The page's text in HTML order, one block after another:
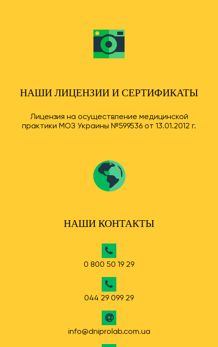
НАШИ ЛИЦЕНЗИИ И СЕРТИФИКАТЫ
Лицензия на осуществление медицинской
практики МОЗ Украины №599536 от 13.01.2012 г.
НАШИ КОНТАКТЫ
0 800 50 19 29
044 29 099 29
info@dniprolab.com.ua